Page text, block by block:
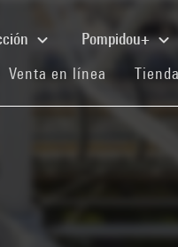
Pompidou+
Venta en línea (current)
Tienda